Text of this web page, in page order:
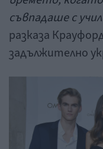
съвпадаше с
разказа
задължително